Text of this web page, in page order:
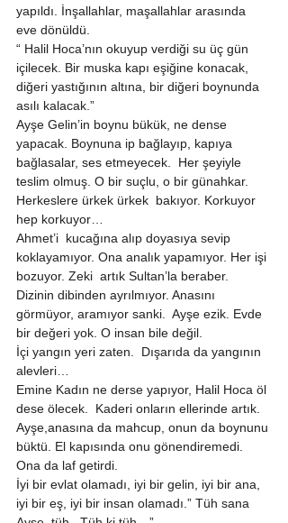
yapıldı. İnşallahlar, maşallahlar arasında
eve dönüldü.
“ Halil Hoca’nın okuyup verdiği su üç gün
içilecek. Bir muska kapı eşiğine konacak,
diğeri yastığının altına, bir diğeri boynunda
asılı kalacak.”
Ayşe Gelin’in boynu bükük, ne dense
yapacak. Boynuna ip bağlayıp, kapıya
bağlasalar, ses etmeyecek.  Her şeyiyle
teslim olmuş. O bir suçlu, o bir günahkar.
Herkeslere ürkek ürkek  bakıyor. Korkuyor
hep korkuyor…
Ahmet’i  kucağına alıp doyasıya sevip
koklayamıyor. Ona analık yapamıyor. Her işi
bozuyor. Zeki  artık Sultan’la beraber.
Dizinin dibinden ayrılmıyor. Anasını
görmüyor, aramıyor sanki.  Ayşe ezik. Evde
bir değeri yok. O insan bile değil.
İçi yangın yeri zaten.  Dışarıda da yangının
alevleri…
Emine Kadın ne derse yapıyor, Halil Hoca öl
dese ölecek.  Kaderi onların ellerinde artık.
Ayşe,anasına da mahcup, onun da boynunu
büktü. El kapısında onu gönendiremedi.
Ona da laf getirdi.
İyi bir evlat olamadı, iyi bir gelin, iyi bir ana,
iyi bir eş, iyi bir insan olamadı.” Tüh sana